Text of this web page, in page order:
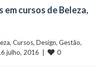
cursos de Beleza,
, Cursos, Design, Gestão
julho, 2016  |
0